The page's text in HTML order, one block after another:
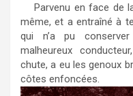
Parvenu en face de
même, et a entraîné à
qui n’a pu
malheureux
chute, a eu les genoux
côtes enfoncées.